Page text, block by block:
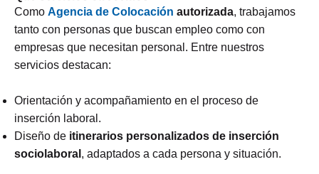
Como Agencia de Colocación autorizada, trabajamos
tanto con personas que buscan empleo como con
empresas que necesitan personal. Entre nuestros
servicios destacan:
Orientación y acompañamiento en el proceso de
inserción laboral.
Diseño de itinerarios personalizados de inserción
sociolaboral , adaptados a cada persona y situación.